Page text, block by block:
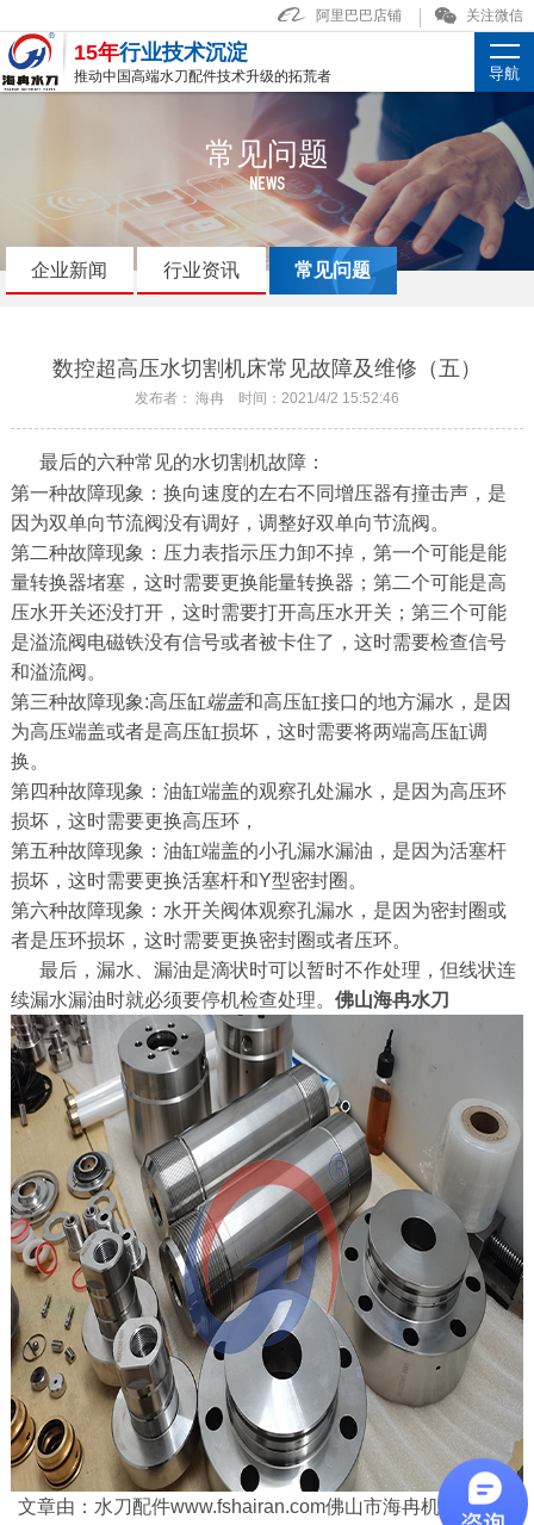
阿里巴巴店铺 关注微信
15年行业技术沉淀
推动中国高端水刀配件技术升级的拓荒者 导航
常见问题
NEWS
企业新闻 行业资讯 常见问题
数控超高压水切割机床常见故障及维修（五）
发布者： 海冉 时间：2021/4/2 15:52:46
最后的六种常见的水切割机故障：
第一种故障现象：换向速度的左右不同增压器有撞击声，是
因为双单向节流阀没有调好，调整好双单向节流阀。
第二种故障现象：压力表指示压力卸不掉，第一个可能是能
量转换器堵塞，这时需要更换能量转换器；第二个可能是高
压水开关还没打开，这时需要打开高压水开关；第三个可能
是溢流阀电磁铁没有信号或者被卡住了，这时需要检查信号
和溢流阀。
第三种故障现象:高压缸端盖和高压缸接口的地方漏水，是因
为高压端盖或者是高压缸损坏，这时需要将两端高压缸调
换。
第四种故障现象：油缸端盖的观察孔处漏水，是因为高压环
损坏，这时需要更换高压环，
第五种故障现象：油缸端盖的小孔漏水漏油，是因为活塞杆
损坏，这时需要更换活塞杆和Y型密封圈。
第六种故障现象：水开关阀体观察孔漏水，是因为密封圈或
者是压环损坏，这时需要更换密封圈或者压环。
最后，漏水、漏油是滴状时可以暂时不作处理，但线状连
续漏水漏油时就必须要停机检查处理。 佛山海冉水刀
文章由：水刀配件www.fshairan.com佛山市海冉机械设备有